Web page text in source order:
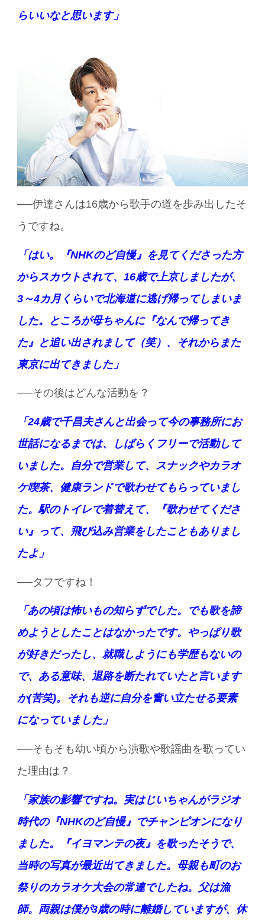
らいいなと思います」
──伊達さんは16歳から歌手の道を歩み出したそ
うですね。
「はい。『NHKのど自慢』を見てくださった方
からスカウトされて、16歳で上京しましたが、
3～4カ月くらいで北海道に逃げ帰ってしまいま
した。ところが母ちゃんに『なんで帰ってき
た』と追い出されまして（笑）、それからまた
東京に出てきました」
──その後はどんな活動を？
「24歳で千昌夫さんと出会って今の事務所にお
世話になるまでは、しばらくフリーで活動して
いました。自分で営業して、スナックやカラオ
ケ喫茶、健康ランドで歌わせてもらっていまし
た。駅のトイレで着替えて、『歌わせてくださ
い』って、飛び込み営業をしたこともありまし
たよ」
──タフですね！
「あの頃は怖いもの知らずでした。でも歌を諦
めようとしたことはなかったです。やっぱり歌
が好きだったし、就職しようにも学歴もないの
で、ある意味、退路を断たれていたと言います
か(苦笑)。それも逆に自分を奮い立たせる要素
になっていました」
──そもそも幼い頃から演歌や歌謡曲を歌ってい
た理由は？
「家族の影響ですね。実はじいちゃんがラジオ
時代の『NHKのど自慢』でチャンピオンになり
ました。『イヨマンテの夜』を歌ったそうで、
当時の写真が最近出てきました。母親も町のお
祭りのカラオケ大会の常連でしたね。父は漁
師。両親は僕が3歳の時に離婚していますが、休